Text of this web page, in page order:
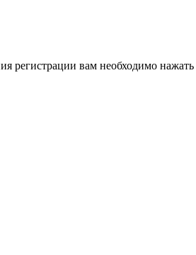
регистрации вам необходимо